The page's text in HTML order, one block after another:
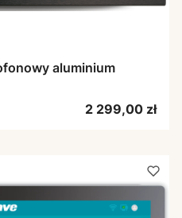
aluminium
Cena
2 299,00 zł